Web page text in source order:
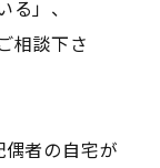
」、
相談下さ
者の自宅が